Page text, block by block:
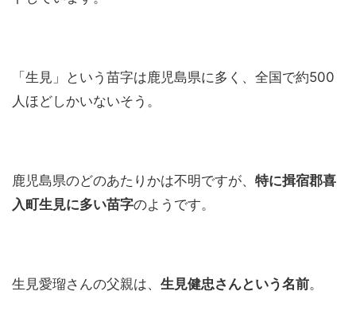
「生見」という苗字は鹿児島県に多く、全国で約500
人ほどしかいないそう。
鹿児島県のどのあたりかは不明ですが、 特に揖宿郡喜
入町生見に多い苗字のようです。
生見愛瑠さんの父親は、 生見健忠さんという名前。